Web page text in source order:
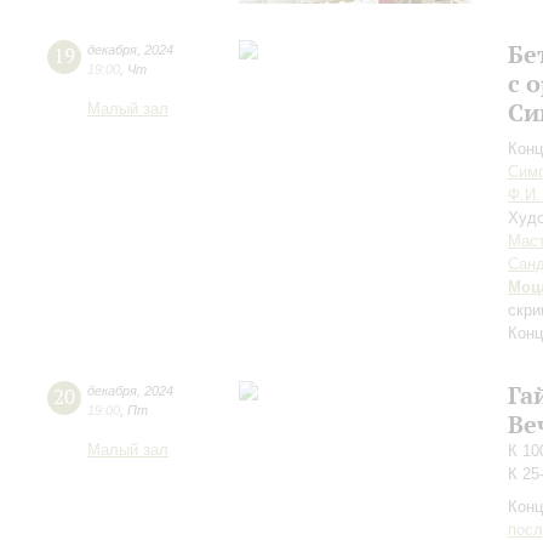
19 декабря 2024
19:00 Чт
Малый зал
с
Ф.И.
20 декабря 2024
19:00 Пт
Малый зал
К
К